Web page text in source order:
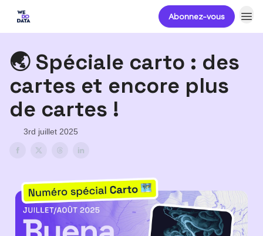
Abonnez-vous
🌏 Spéciale carto : des
cartes et encore plus
de cartes !
3rd juillet 2025